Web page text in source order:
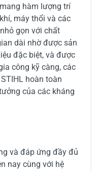
hàm lượng trí
máy thổi và các
gọn với chất
dài nhờ được sản
đặc biệt, và được
công kỹ càng, các
hoàn toàn
của các kháng
và đáp ứng đầy đủ
nay cùng với hệ